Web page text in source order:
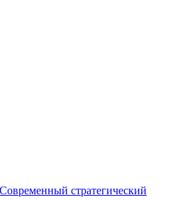
Современный стратегический